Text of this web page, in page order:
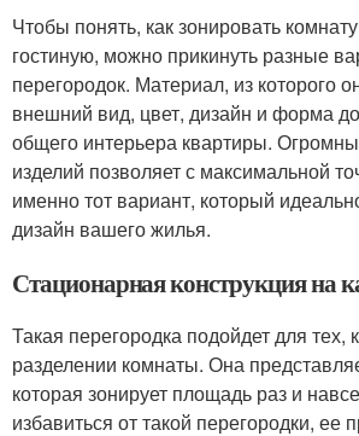
Чтобы понять, как зонировать
гостиную, можно прикинуть разные
перегородок. Материал, из которого
внешний вид, цвет, дизайн и форма
общего интерьера квартиры.
изделий позволяет с максимальной
именно тот вариант, который
дизайн вашего жилья.
Стационарная конструкция на
Такая перегородка подойдет для тех,
разделении комнаты. Она
которая зонирует площадь раз и
избавиться от такой перегородки, ее